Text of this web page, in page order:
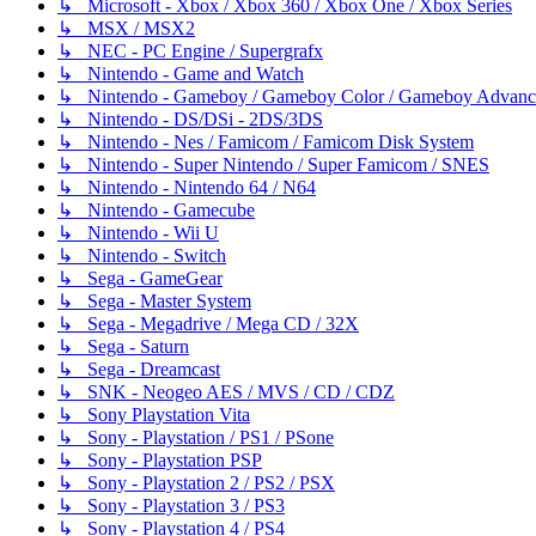
↳ Microsoft - Xbox / Xbox 360 / Xbox One / Xbox Series
↳ MSX / MSX2
↳ NEC - PC Engine / Supergrafx
↳ Nintendo - Game and Watch
↳ Nintendo - Gameboy / Gameboy Color / Gameboy
↳ Nintendo - DS/DSi - 2DS/3DS
↳ Nintendo - Nes / Famicom / Famicom Disk System
↳ Nintendo - Super Nintendo / Super Famicom / SNES
↳ Nintendo - Nintendo 64 / N64
↳ Nintendo - Gamecube
↳ Nintendo - Wii U
↳ Nintendo - Switch
↳ Sega - GameGear
↳ Sega - Master System
↳ Sega - Megadrive / Mega CD / 32X
↳ Sega - Saturn
↳ Sega - Dreamcast
↳ SNK - Neogeo AES / MVS / CD / CDZ
↳ Sony Playstation Vita
↳ Sony - Playstation / PS1 / PSone
↳ Sony - Playstation PSP
↳ Sony - Playstation 2 / PS2 / PSX
↳ Sony - Playstation 3 / PS3
↳ Sony - Playstation 4 / PS4